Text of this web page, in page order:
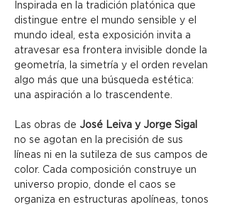
Inspirada en la tradición platónica que
distingue entre el mundo sensible y el
mundo ideal, esta exposición invita a
atravesar esa frontera invisible donde la
geometría, la simetría y el orden revelan
algo más que una búsqueda estética:
una aspiración a lo trascendente.
Las obras de José Leiva y Jorge Sigal
no se agotan en la precisión de sus
líneas ni en la sutileza de sus campos de
color. Cada composición construye un
universo propio, donde el caos se
organiza en estructuras apolíneas, tonos